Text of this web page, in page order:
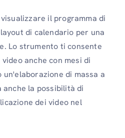
il programma di
di calendario per una
Lo strumento ti consente
anche con mesi di
di massa a
anche la possibilità di
dei video nel